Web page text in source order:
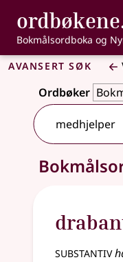
Gå til
Tilgjenge
Bokmålsordboka og
Avansert søk
Ordbøker
16 treff
substantiv